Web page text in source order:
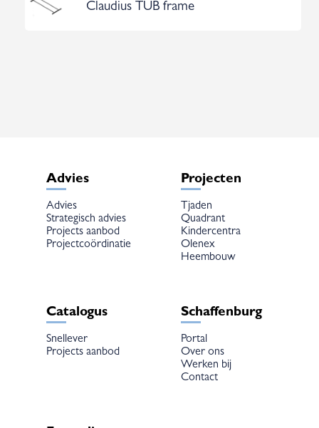
Claudius TUB frame
Advies
Advies
Strategisch advies
Projects aanbod
Projectcoördinatie
Projecten
Tjaden
Quadrant
Kindercentra
Olenex
Heembouw
Catalogus
Snellever
Projects aanbod
Schaffenburg
Portal
Over ons
Werken bij
Contact